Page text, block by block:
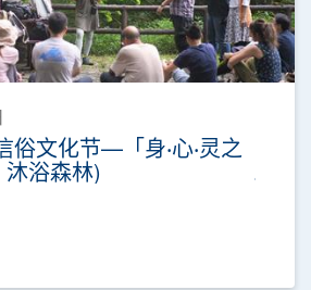
俗文化节—「身‧心‧灵之
浴森林)